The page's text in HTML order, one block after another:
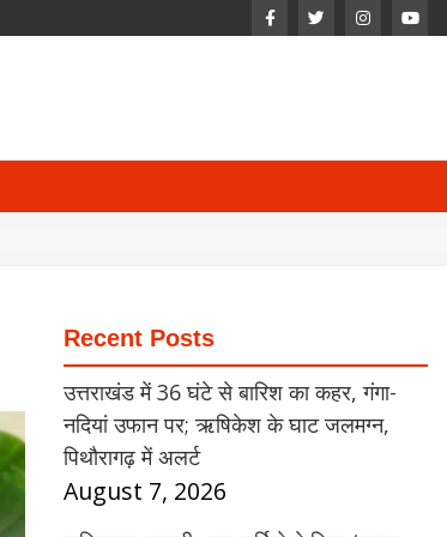
Recent Posts
उत्तराखंड में 36 घंटे से बारिश का कहर, गंगा-
नदियां उफान पर; ऋषिकेश के घाट जलमग्न,
पिथौरागढ़ में अलर्ट
August 7, 2026